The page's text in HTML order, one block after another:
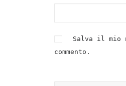
Salva il mio
commento.